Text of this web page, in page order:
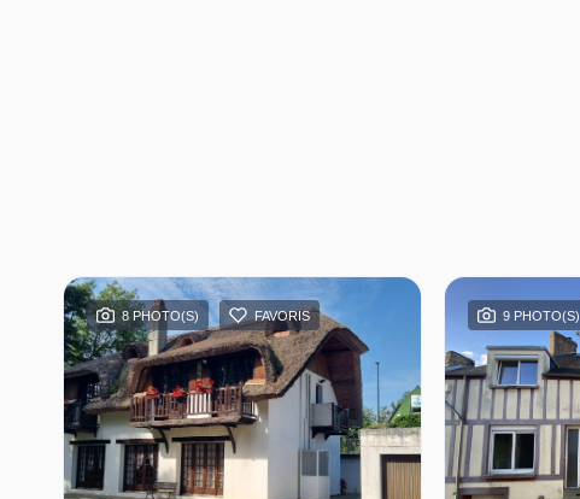
8 PHOTO(S) FAVORIS 9 PHOTO(S)